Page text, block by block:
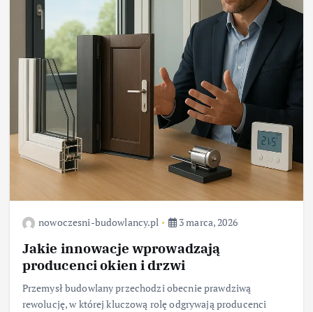
nowoczesni-budowlancy.pl 3 marca, 2026
Jakie innowacje wprowadzają
producenci okien i drzwi
Przemysł budowlany przechodzi obecnie prawdziwą
rewolucję, w której kluczową rolę odgrywają producenci